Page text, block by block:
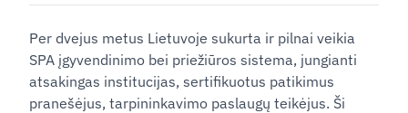
Per dvejus metus Lietuvoje sukurta ir pilnai veikia
SPA įgyvendinimo bei priežiūros sistema, jungianti
atsakingas institucijas, sertifikuotus patikimus
pranešėjus, tarpininkavimo paslaugų teikėjus. Ši